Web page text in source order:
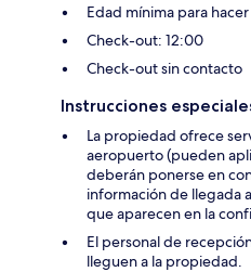
Edad mínima para
Check-out: 12:00
Check-out sin contacto
Instrucciones
La propiedad ofrece
aeropuerto (pueden
deberán ponerse en
información de llegada
que aparecen en la
El personal de
lleguen a la propiedad.